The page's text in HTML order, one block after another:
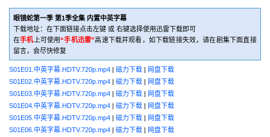
眼镜蛇第一季 第1季全集 内置中英字幕
下载地址：在下面链接点击左键 或 右键选择使用迅雷下载即可
在手机上可使用“手机迅雷”高速下载并观看，如下载链接失效，请在剧集下面直接
留言，会尽快修复
S01E01.中英字幕.HDTV.720p.mp4 | 磁力下载 | 网盘下载
S01E02.中英字幕.HDTV.720p.mp4 | 磁力下载 | 网盘下载
S01E03.中英字幕.HDTV.720p.mp4 | 磁力下载 | 网盘下载
S01E04.中英字幕.HDTV.720p.mp4 | 磁力下载 | 网盘下载
S01E05.中英字幕.HDTV.720p.mp4 | 磁力下载 | 网盘下载
S01E06.中英字幕.HDTV.720p.mp4 | 磁力下载 | 网盘下载